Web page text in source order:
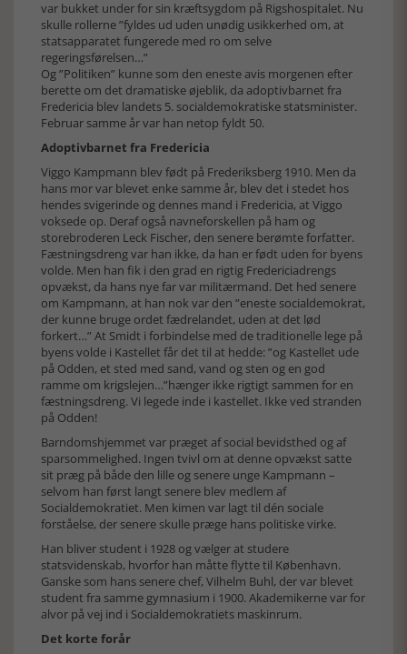
var bukket under for sin kræftsygdom på Rigshospitalet. Nu
skulle rollerne ”fyldes ud uden unødig usikkerhed om, at
statsapparatet fungerede med ro om selve
regeringsførelsen…”
Og ”Politiken” kunne som den eneste avis morgenen efter
berette om det dramatiske øjeblik, da adoptivbarnet fra
Fredericia blev landets 5. socialdemokratiske statsminister.
Februar samme år var han netop fyldt 50.
Adoptivbarnet fra Fredericia
Viggo Kampmann blev født på Frederiksberg 1910. Men da
hans mor var blevet enke samme år, blev det i stedet hos
hendes svigerinde og dennes mand i Fredericia, at Viggo
voksede op. Deraf også navneforskellen på ham og
storebroderen Leck Fischer, den senere berømte forfatter.
Fæstningsdreng var han ikke, da han er født uden for byens
volde. Men han fik i den grad en rigtig Fredericiadrengs
opvækst, da hans nye far var militærmand. Det hed senere
om Kampmann, at han nok var den ”eneste socialdemokrat,
der kunne bruge ordet fædrelandet, uden at det lød
forkert…” At Smidt i forbindelse med de traditionelle lege på
byens volde i Kastellet får det til at hedde: ”og Kastellet ude
på Odden, et sted med sand, vand og sten og en god
ramme om krigslejen…”hænger ikke rigtigt sammen for en
fæstningsdreng. Vi legede inde i kastellet. Ikke ved stranden
på Odden!
Barndomshjemmet var præget af social bevidsthed og af
sparsommelighed. Ingen tvivl om at denne opvækst satte
sit præg på både den lille og senere unge Kampmann –
selvom han først langt senere blev medlem af
Socialdemokratiet. Men kimen var lagt til dén sociale
forståelse, der senere skulle præge hans politiske virke.
Han bliver student i 1928 og vælger at studere
statsvidenskab, hvorfor han måtte flytte til København.
Ganske som hans senere chef, Vilhelm Buhl, der var blevet
student fra samme gymnasium i 1900. Akademikerne var for
alvor på vej ind i Socialdemokratiets maskinrum.
Det korte forår